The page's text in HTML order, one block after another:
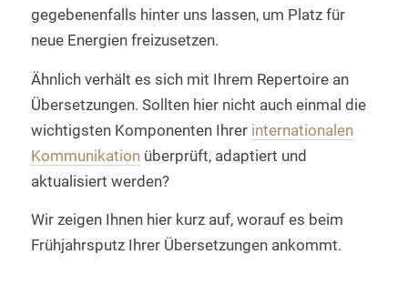
gegebenenfalls hinter uns lassen, um Platz für
neue Energien freizusetzen.
Ähnlich verhält es sich mit Ihrem Repertoire an
Übersetzungen. Sollten hier nicht auch einmal die
wichtigsten Komponenten Ihrer internationalen
Kommunikationüberprüft, adaptiert und
aktualisiert werden?
Wir zeigen Ihnen hier kurz auf, worauf es beim
Frühjahrsputz Ihrer Übersetzungen ankommt.